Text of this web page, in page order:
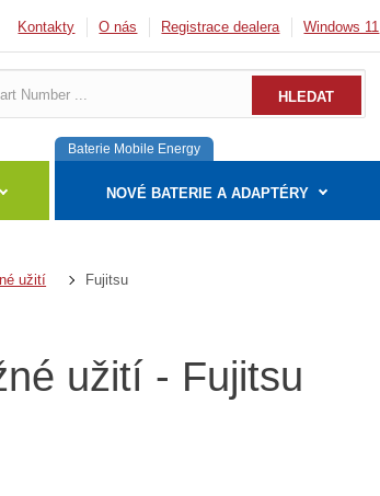
Kontakty O nás Registrace dealera Windows 11
Baterie Mobile Energy
NOVÉ BATERIE A ADAPTÉRY
užití Fujitsu
užití - Fujitsu